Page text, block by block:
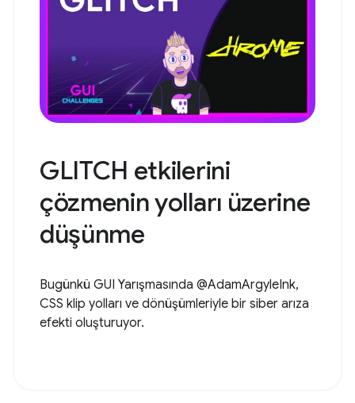
GLITCH etkilerini
çözmenin yolları üzerine
düşünme
Bugünkü GUI Yarışmasında @AdamArgyleInk,
CSS klip yolları ve dönüşümleriyle bir siber arıza
efekti oluşturuyor.